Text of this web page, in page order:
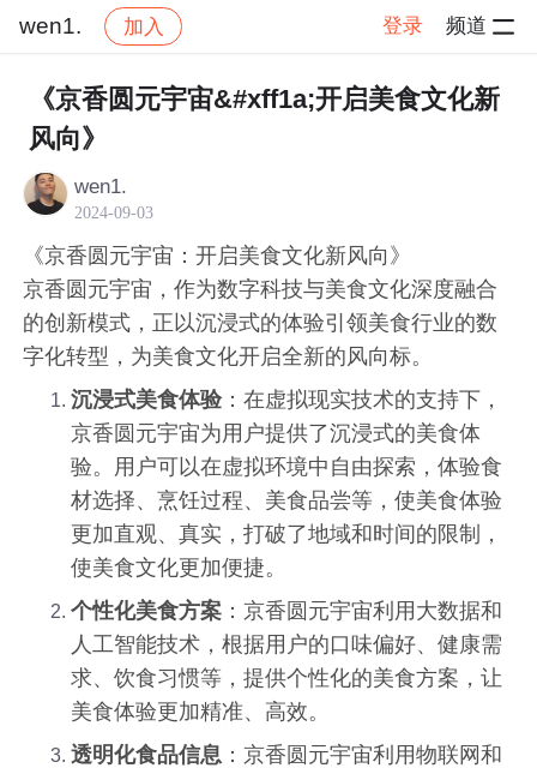
wen1. 加入 登录 频道
社区 wen1. 交流讨论 帖子详情
《京香圆元宇宙&#xff1a;开启美食文化新
风向》
wen1.
2024-09-03
《京香圆元宇宙：开启美食文化新风向》
京香圆元宇宙，作为数字科技与美食文化深度融合
的创新模式，正以沉浸式的体验引领美食行业的数
字化转型，为美食文化开启全新的风向标。
沉浸式美食体验：在虚拟现实技术的支持下，
京香圆元宇宙为用户提供了沉浸式的美食体
验。用户可以在虚拟环境中自由探索，体验食
材选择、烹饪过程、美食品尝等，使美食体验
更加直观、真实，打破了地域和时间的限制，
使美食文化更加便捷。
个性化美食方案 ：京香圆元宇宙利用大数据和
人工智能技术，根据用户的口味偏好、健康需
求、饮食习惯等，提供个性化的美食方案，让
美食体验更加精准、高效。
透明化食品信息 ：京香圆元宇宙利用物联网和